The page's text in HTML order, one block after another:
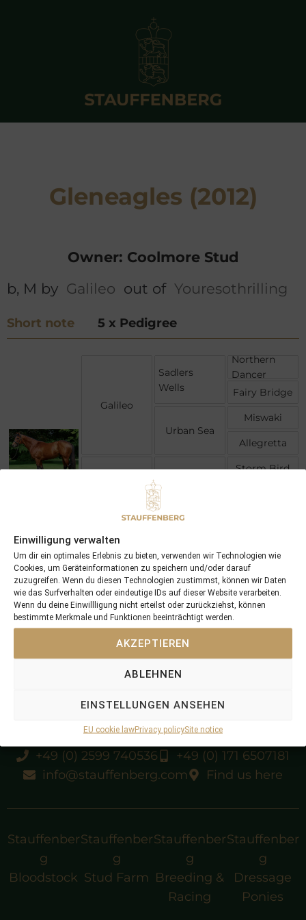
Einwilligung verwalten
Um dir ein optimales Erlebnis zu bieten, verwenden wir Technologien wie
Cookies, um Geräteinformationen zu speichern und/oder darauf
zuzugreifen. Wenn du diesen Technologien zustimmst, können wir Daten
wie das Surfverhalten oder eindeutige IDs auf dieser Website verarbeiten.
Wenn du deine Einwillligung nicht erteilst oder zurückziehst, können
bestimmte Merkmale und Funktionen beeinträchtigt werden.
AKZEPTIEREN
ABLEHNEN
EINSTELLUNGEN ANSEHEN
EU cookie lawPrivacy policySite notice
Gleneagles (2012)
Owner: Coolmore Stud
b, M by Galileo out of Youresothrilling
Short note 5 x Pedigree
Galileo
Youresothrilling
Sadlers
Wells
Urban Sea
Mariahs
Northern
Dancer
Fairy Bridge
Miswaki
Allegretta
Storm Bird
Gr.1 winner
+49 (0) 2599 740536
+49 (0) 171 6507181
info@stauffenberg.com
Find us here
Stauffenber
g
Bloodstock
Stauffenber
g
Stud Farm
Stauffenber
g
Breeding &
Racing
Stauffenber
g
Dressage
Ponies